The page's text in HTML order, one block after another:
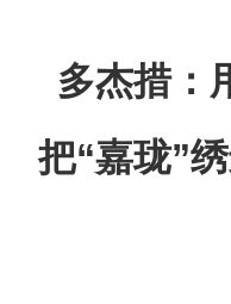
多杰措：
把“嘉珑”